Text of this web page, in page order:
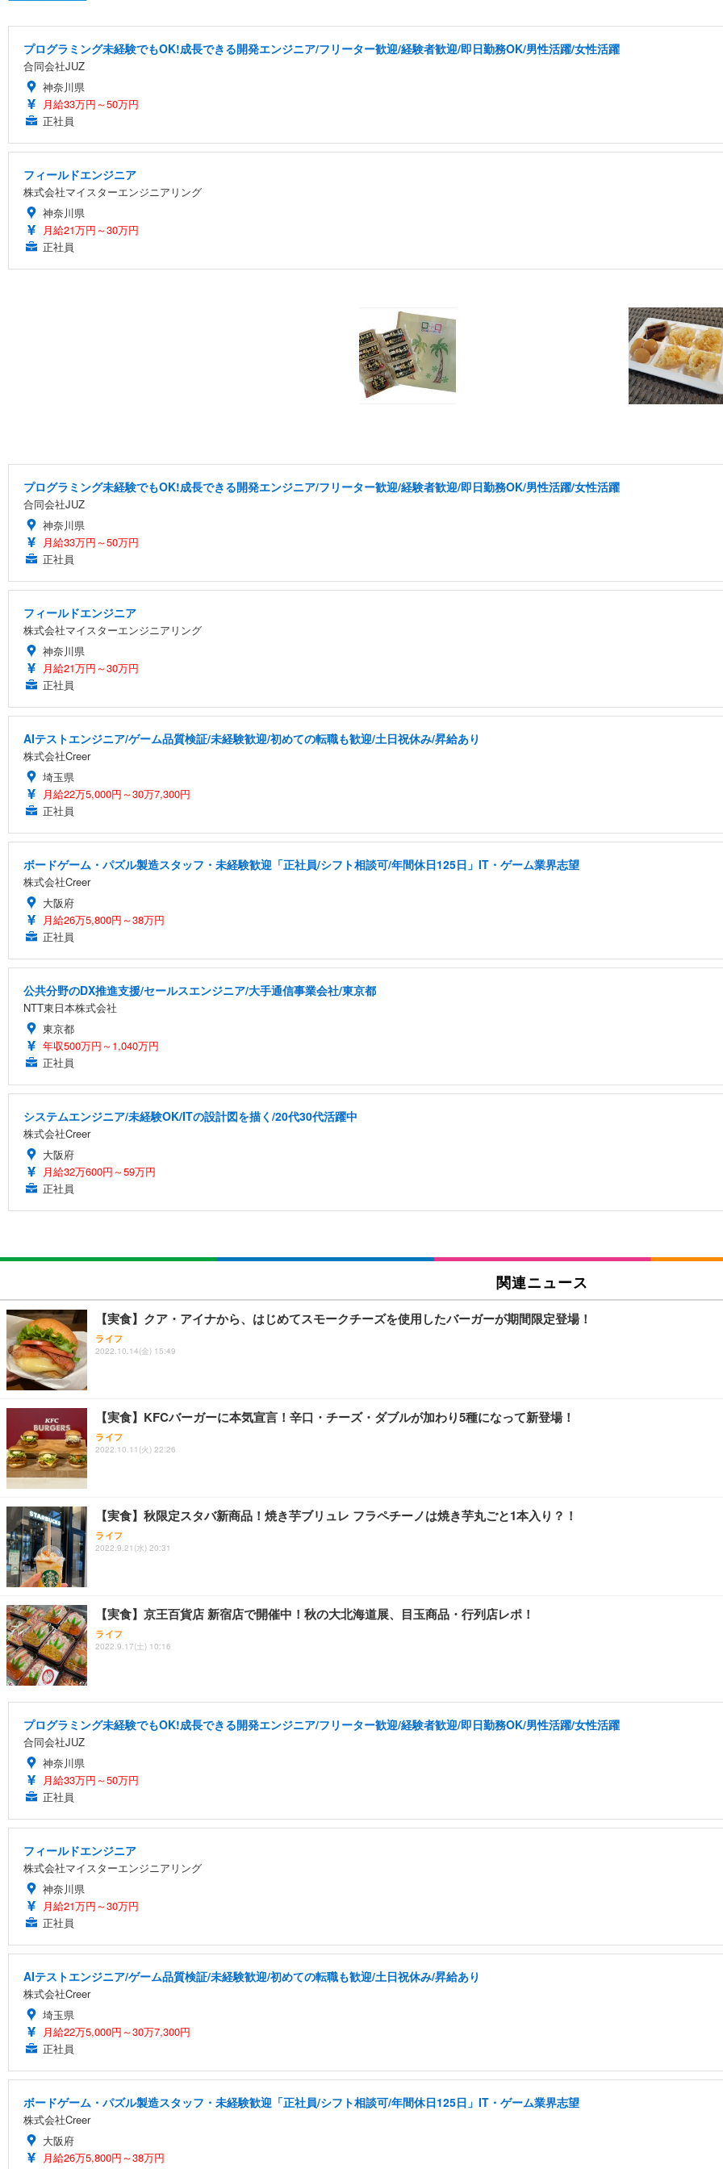
プログラミング未経験でもOK!成長できる開発エンジニア/フリーター歓迎/経験者歓迎/即日勤務OK/男性活躍/女性活躍
合同会社JUZ
神奈川県
月給33万円～50万円
正社員
フィールドエンジニア
株式会社マイスターエンジニアリング
神奈川県
月給21万円～30万円
正社員
プログラミング未経験でもOK!成長できる開発エンジニア/フリーター歓迎/経験者歓迎/即日勤務OK/男性活躍/女性活躍
合同会社JUZ
神奈川県
月給33万円～50万円
正社員
フィールドエンジニア
株式会社マイスターエンジニアリング
神奈川県
月給21万円～30万円
正社員
AIテストエンジニア/ゲーム品質検証/未経験歓迎/初めての転職も歓迎/土日祝休み/昇給あり
株式会社Creer
埼玉県
月給22万5,000円～30万7,300円
正社員
ボードゲーム・パズル製造スタッフ・未経験歓迎「正社員/シフト相談可/年間休日125日」IT・ゲーム業界志望
株式会社Creer
大阪府
月給26万5,800円～38万円
正社員
公共分野のDX推進支援/セールスエンジニア/大手通信事業会社/東京都
NTT東日本株式会社
東京都
年収500万円～1,040万円
正社員
システムエンジニア/未経験OK/ITの設計図を描く/20代30代活躍中
株式会社Creer
大阪府
月給32万600円～59万円
正社員
関連ニュース
【実食】クア・アイナから、はじめてスモークチーズを使用したバーガーが期間限定登場！
ライフ
2022.10.14(金) 15:49
【実食】KFCバーガーに本気宣言！辛口・チーズ・ダブルが加わり5種になって新登場！
ライフ
2022.10.11(火) 22:26
【実食】秋限定スタバ新商品！焼き芋ブリュレ フラペチーノは焼き芋丸ごと1本入り？！
ライフ
2022.9.21(水) 20:31
【実食】京王百貨店 新宿店で開催中！秋の大北海道展、目玉商品・行列店レポ！
ライフ
2022.9.17(土) 10:16
プログラミング未経験でもOK!成長できる開発エンジニア/フリーター歓迎/経験者歓迎/即日勤務OK/男性活躍/女性活躍
合同会社JUZ
神奈川県
月給33万円～50万円
正社員
フィールドエンジニア
株式会社マイスターエンジニアリング
神奈川県
月給21万円～30万円
正社員
AIテストエンジニア/ゲーム品質検証/未経験歓迎/初めての転職も歓迎/土日祝休み/昇給あり
株式会社Creer
埼玉県
月給22万5,000円～30万7,300円
正社員
ボードゲーム・パズル製造スタッフ・未経験歓迎「正社員/シフト相談可/年間休日125日」IT・ゲーム業界志望
株式会社Creer
大阪府
月給26万5,800円～38万円